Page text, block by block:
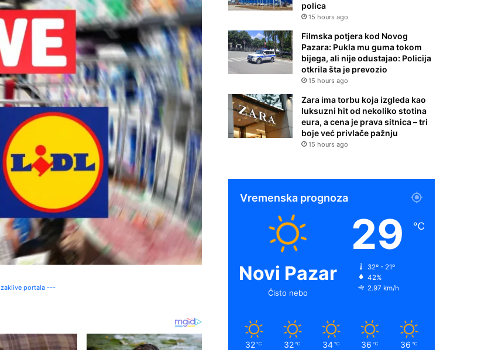
portala ---
polica
15 hours ago
Filmska potjera kod Novog
Pazara: Pukla mu guma tokom
bijega, ali nije odustajao: Policija
otkrila šta je prevozio
15 hours ago
Zara ima torbu koja izgleda kao
luksuzni hit od nekoliko stotina
eura, a cena je prava sitnica – tri
boje već privlače pažnju
15 hours ago
Vremenska prognoza
Novi Pazar
Čisto nebo
29 ℃
32º - 21º
42%
2.97 km/h
32 ℃ 32 ℃ 34 ℃ 36 ℃ 36 ℃